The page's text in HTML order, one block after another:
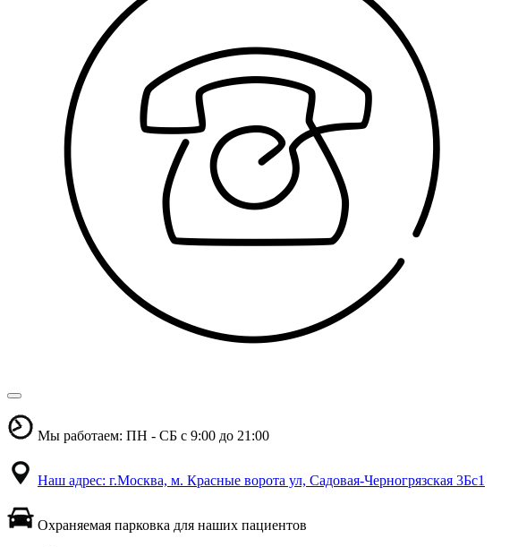
Мы работаем: ПН - СБ с 9:00 до 21:00
Наш адрес: г.Москва, м. Красные ворота ул, Садовая-Черногрязская 3Бс1
Охраняемая парковка для наших пациентов